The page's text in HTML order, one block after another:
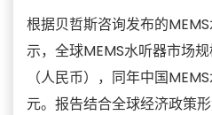
根据贝哲斯咨询发布的
示，全球MEMS水听器市场
（人民币），同年中国
元。报告结合全球经济政策